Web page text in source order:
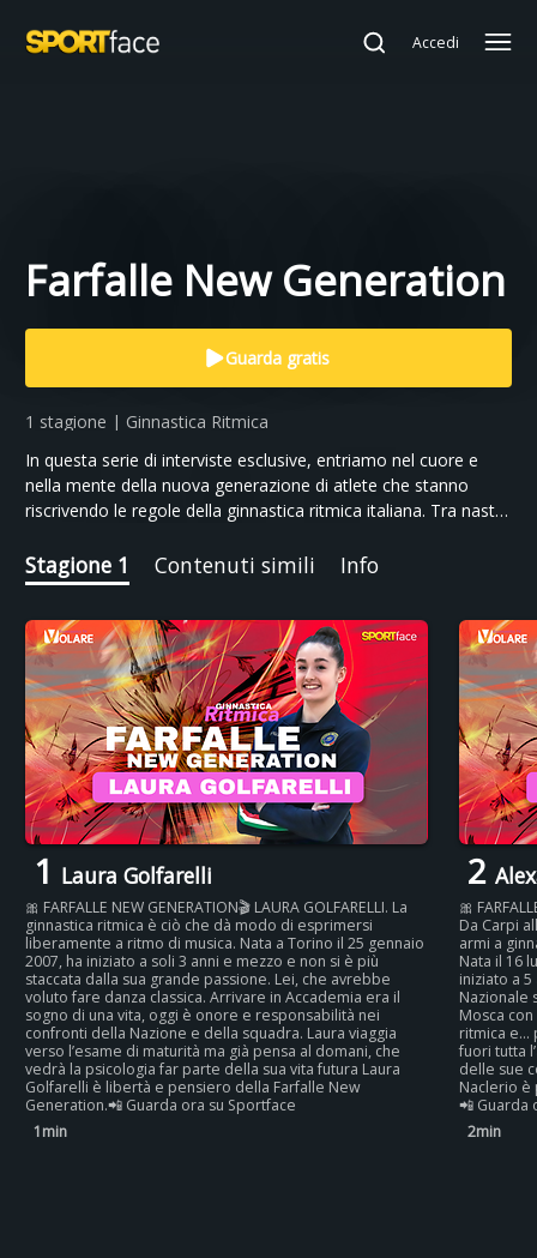
Accedi
Farfalle New Generation
Guarda gratis
1 stagione | Ginnastica Ritmica
In questa serie di interviste esclusive, entriamo nel cuore e
nella mente della nuova generazione di atlete che stanno
riscrivendo le regole della ginnastica ritmica italiana. Tra nastri,
ritratto autentico, fresco e potente di chi vive lo sport ogni
giorno con disciplina, passione e leggerezza. Perché dietro
Stagione 1 Contenuti simili Info
1 Laura Golfarelli
🎀 FARFALLE NEW GENERATION🎬 LAURA GOLFARELLI. La
ginnastica ritmica è ciò che dà modo di esprimersi
liberamente a ritmo di musica. Nata a Torino il 25 gennaio
2007, ha iniziato a soli 3 anni e mezzo e non si è più
staccata dalla sua grande passione. Lei, che avrebbe
voluto fare danza classica. Arrivare in Accademia era il
sogno di una vita, oggi è onore e responsabilità nei
confronti della Nazione e della squadra. Laura viaggia
verso l’esame di maturità ma già pensa al domani, che
vedrà la psicologia far parte della sua vita futura Laura
Golfarelli è libertà e pensiero della Farfalle New
Generation.📲 Guarda ora su Sportface
1min
2
🎀
Da Carpi
armi a
Nata il 16
iniziato a
Nazionale
Mosca
ritmica e…
fuori tutta
delle sue
Naclerio è
📲 Guarda
2min